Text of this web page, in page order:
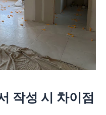
작성 시 차이점